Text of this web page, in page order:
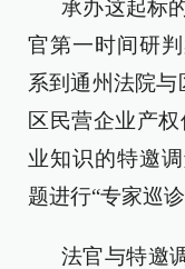
承办这起标
官第一时间研
系到通州法院
区民营企业产
业知识的特邀
题进行“专家巡诊
法官与特邀